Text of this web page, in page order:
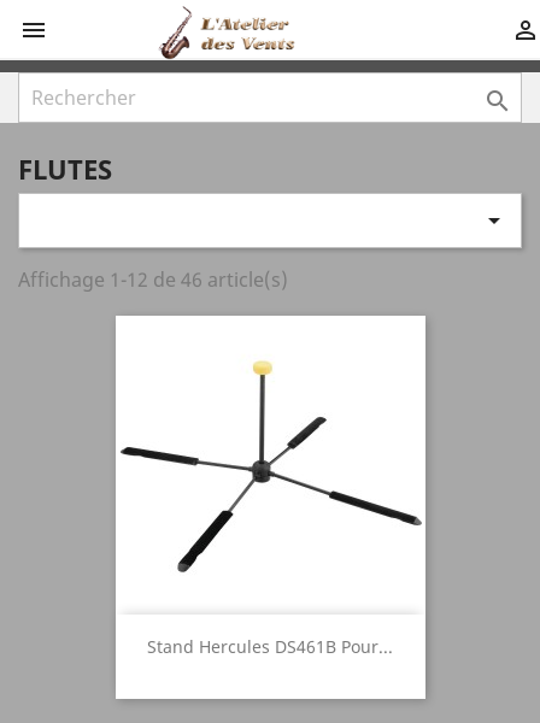
 

FLUTES

Affichage 1-12 de 46 article(s)
Stand Hercules DS461B Pour...